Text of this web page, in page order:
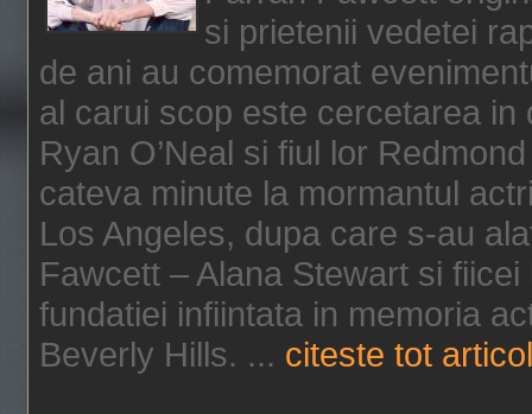
si prietenii vedetei
de ani au comemorat
al carui scop este cercetarea
Ryan O’Neal si fiul lor
cateva minute la mormantul
Los Angeles, dupa care s-au
Fawcett – Alana Stewart si fiicei
fundatiei infiintata in memoria
Beverly Hills. ... citeste tot